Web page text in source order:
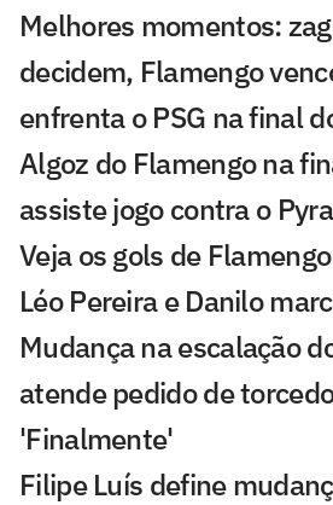
Melhores momentos:
decidem, Flamengo
enfrenta o PSG na final
Algoz do Flamengo na
assiste jogo contra o
Veja os gols de
Léo Pereira e Danilo
Mudança na escalação
atende pedido de
'Finalmente'
Filipe Luís define